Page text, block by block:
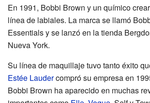
En 1991, Bobbi Brown y un químico
línea de labiales. La marca se llamó
Essentials y se lanzó en la tienda
Nueva York.
Su línea de maquillaje tuvo tanto éxito
Estée Laudercompró su empresa en
Bobbi Brown ha aparecido en muchas